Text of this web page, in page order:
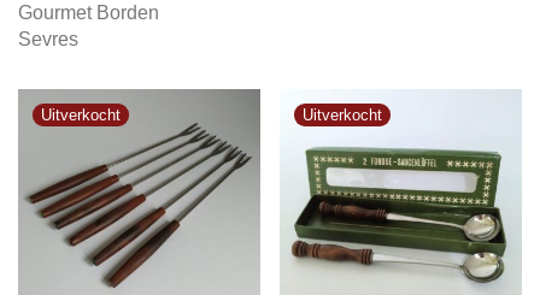
Gourmet Borden
Sevres